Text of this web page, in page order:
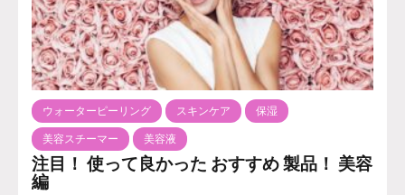
ウォーターピーリング スキンケア 保湿
美容スチーマー 美容液
注目！ 使って良かった おすすめ 製品！ 美容
編